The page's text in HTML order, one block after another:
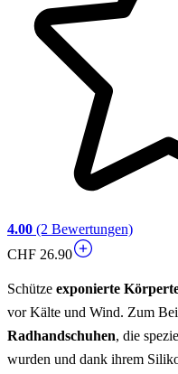
4.00 (2 Bewertungen)
CHF 26.90
Schütze exponierte
vor Kälte und Wind. Zum
Radhandschuhen, die
wurden und dank ihrem